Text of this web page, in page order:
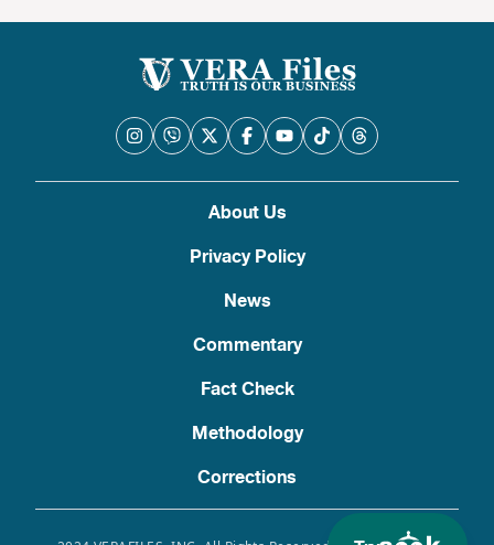
About Us
Privacy Policy
News
Commentary
Fact Check
Methodology
Corrections